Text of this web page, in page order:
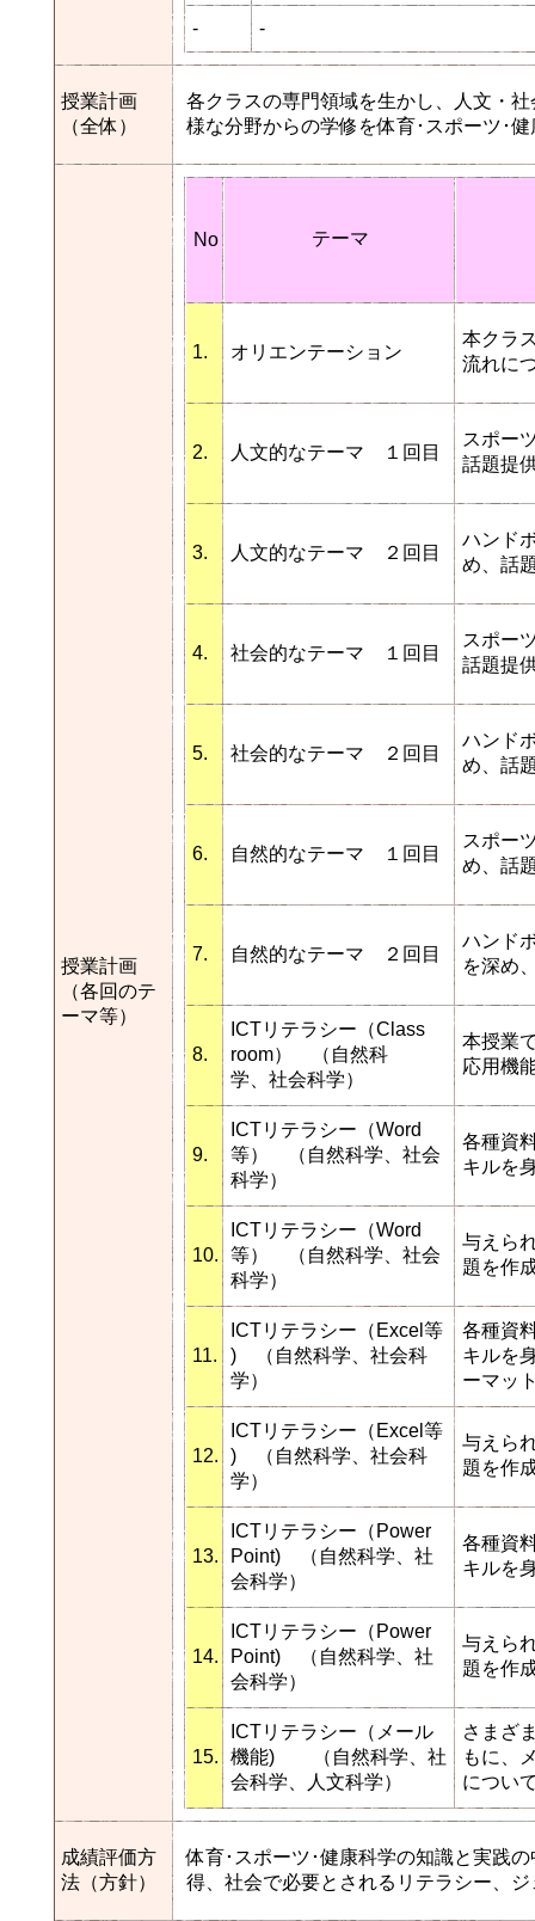
- -
授業計画
（全体）
各クラスの専門領域を生かし、人文・
様な分野からの学修を体育･スポーツ･
授業計画
（各回のテ
ーマ等）
No テーマ
1. オリエンテーション
本クラ
流れに
2. 人文的なテーマ １回目
スポー
話題提
3. 人文的なテーマ ２回目
ハンド
め、話
4. 社会的なテーマ １回目
スポー
話題提
5. 社会的なテーマ ２回目
ハンド
め、話
6. 自然的なテーマ １回目
スポー
め、話
7. 自然的なテーマ ２回目
ハンド
を深め
8.
ICTリテラシー（Class
room） （自然科
学、社会科学）
本授業
応用機
9.
ICTリテラシー（Word
等） （自然科学、社会
科学）
各種資
キルを
10.
ICTリテラシー（Word
等） （自然科学、社会
科学）
与えら
題を作
11.
ICTリテラシー（Excel等
) （自然科学、社会科
学）
各種資
キルを
ーマッ
12.
ICTリテラシー（Excel等
) （自然科学、社会科
学）
与えら
題を作
13.
ICTリテラシー（Power
Point) （自然科学、社
会科学）
各種資
キルを
14.
ICTリテラシー（Power
Point) （自然科学、社
会科学）
与えら
題を作
15.
ICTリテラシー（メール
機能) （自然科学、社
会科学、人文科学）
さまざ
もに、
につい
成績評価方
法（方針）
体育･スポーツ･健康科学の知識と実践
得、社会で必要とされるリテラシー、